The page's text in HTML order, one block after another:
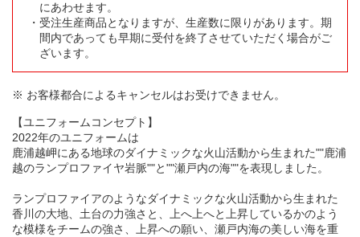
にあわせます。
受注生産商品となりますが、生産数に限りがあります。期
間内であっても早期に受付を終了させていただく場合がご
ざいます。
※ お客様都合によるキャンセルはお受けできません。
【ユニフォームコンセプト】
2022年のユニフォームは
鹿浦越岬にある地球のダイナミックな火山活動から生まれた""鹿浦
越のランプロファイヤ岩脈""と""瀬戸内の海""を表現しました。
ランプロファイアのようなダイナミックな火山活動から生まれた
香川の大地、土台の力強さと、上へ上へと上昇しているかのよう
な模様をチームの強さ、上昇への願い、瀬戸内海の美しい海を重